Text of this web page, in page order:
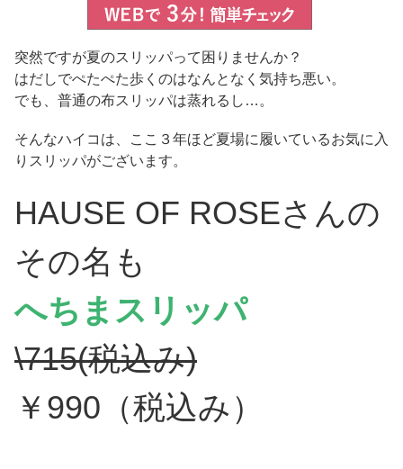
突然ですが夏のスリッパって困りませんか？
はだしでぺたぺた歩くのはなんとなく気持ち悪い。
でも、普通の布スリッパは蒸れるし…。
そんなハイコは、ここ３年ほど夏場に履いているお気に入
りスリッパがございます。
HAUSE OF ROSEさんの
その名も
へちまスリッパ
\715(税込み)
￥990（税込み）